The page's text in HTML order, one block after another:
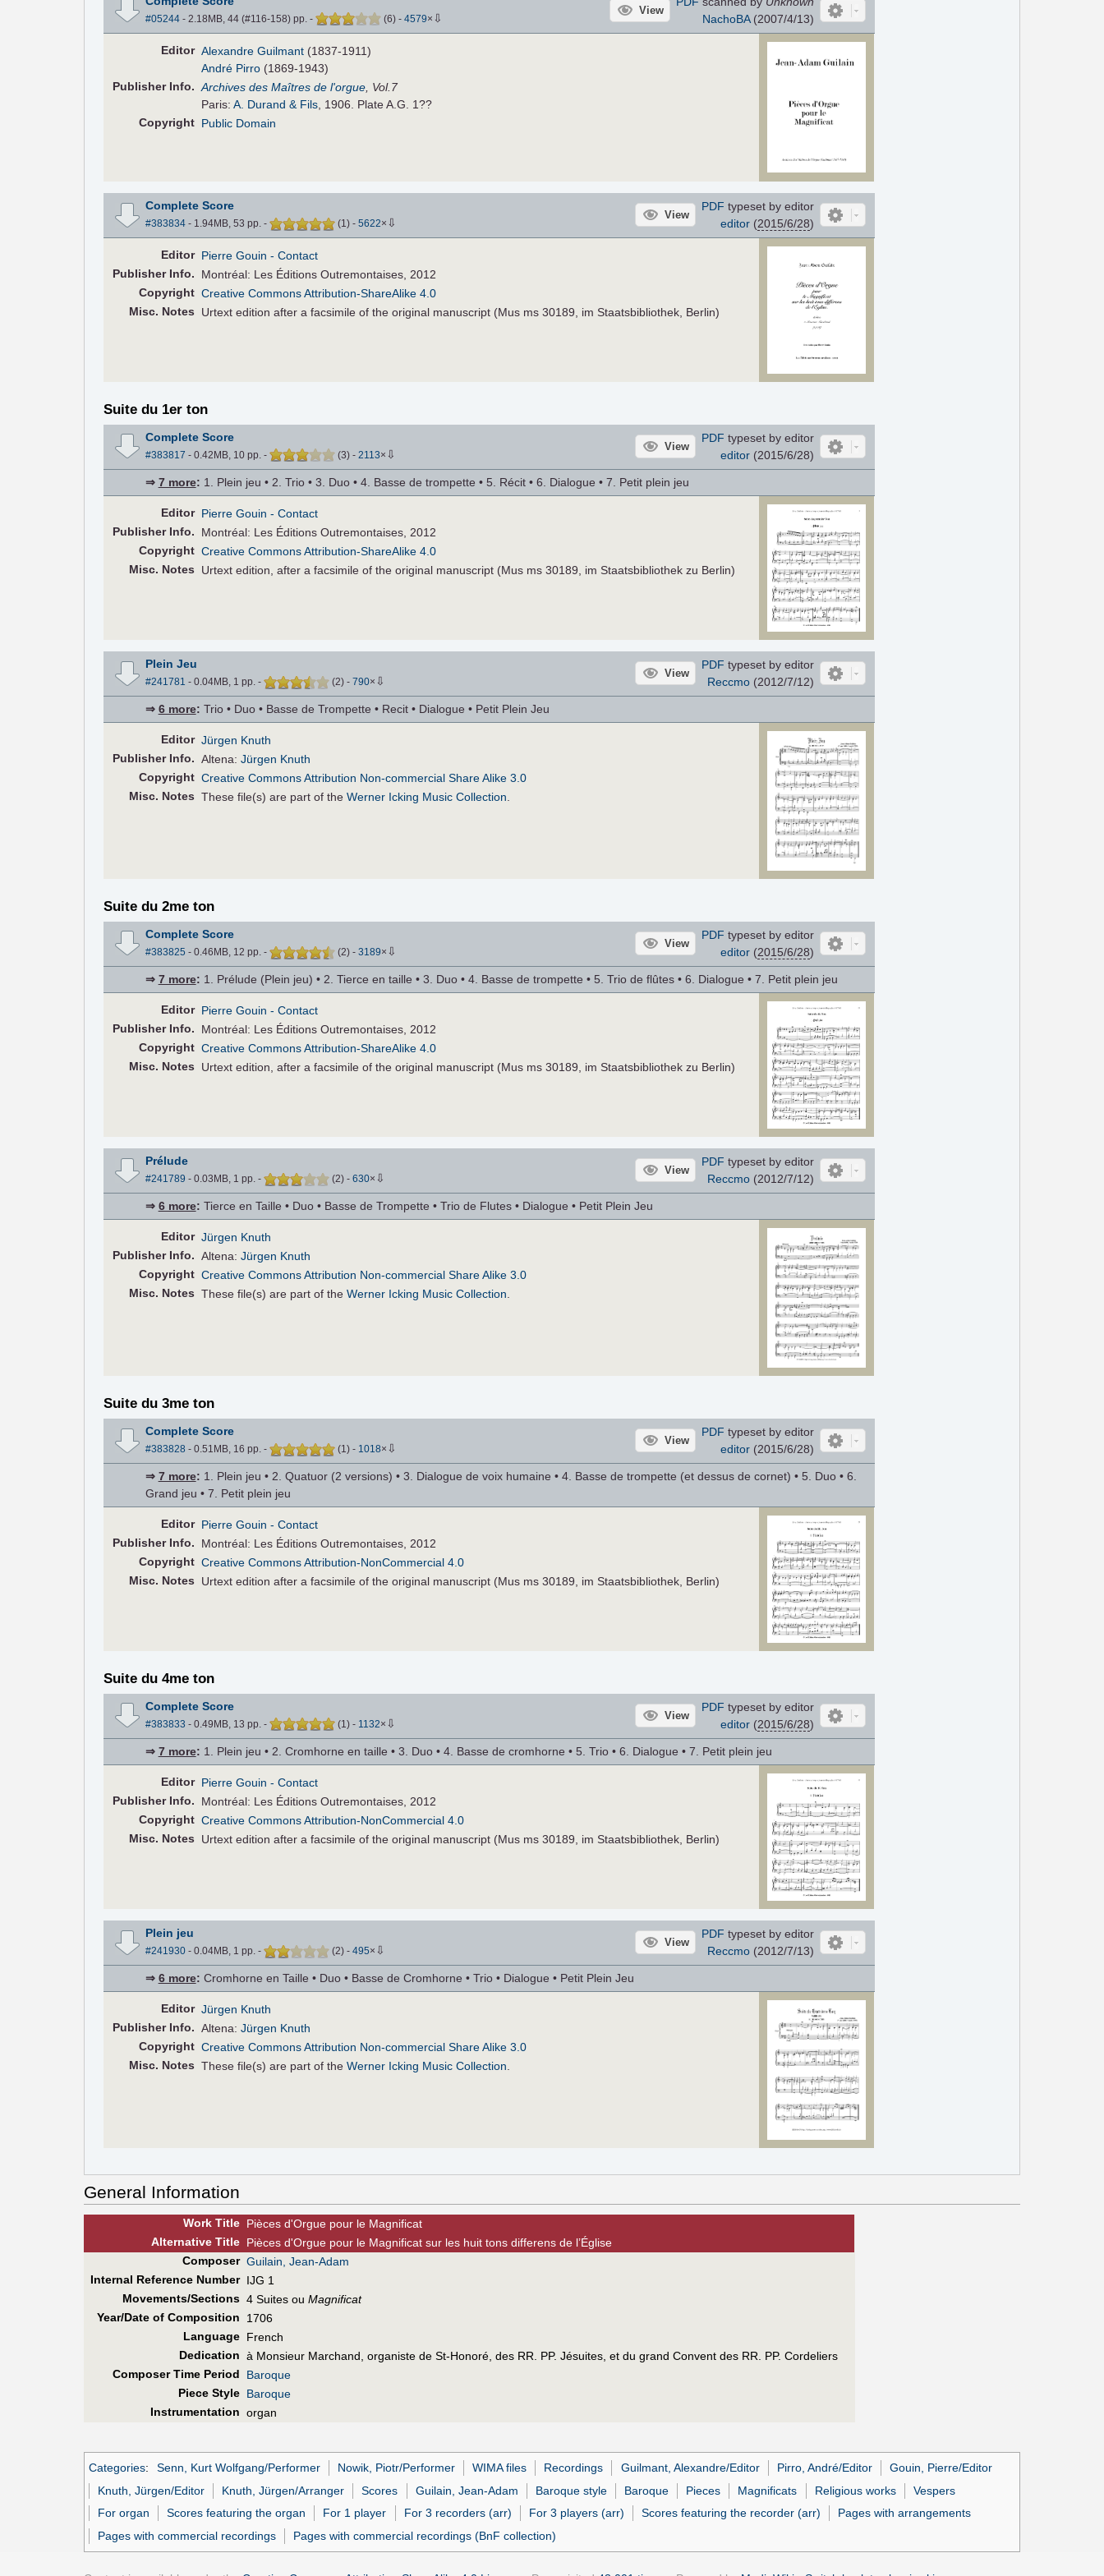
#05244- 2.18MB, 44 (#116-158) pp. - (6) - 4579× ⇩
View
NachoBA(2007/4/13)
Editor Alexandre Guilmant (1837-1911)
André Pirro (1869-1943)
PublisherInfo. Archives des Maîtres de l'orgue , Vol.7
Paris:A. Durand & Fils , 1906. Plate A.G. 1??
Copyright Public Domain
Complete Score
#383834- 1.94MB, 53 pp. - (1) - 5622× ⇩
View
PDF typeset by editor
editor(2015/6/28)
Editor Pierre Gouin - Contact
PublisherInfo.
Montréal: Les Éditions Outremontaises, 2012
Copyright Creative Commons Attribution-ShareAlike 4.0
Misc. Notes
Urtext edition after a facsimile of the original manuscript (Mus ms 30189, im Staatsbibliothek, Berlin)
Suite du 1er ton
Complete Score
#383817 - 0.42MB, 10 pp. - (3) - 2113× ⇩
View
PDF typeset by editor
editor(2015/6/28)
⇒ 7 more: 1. Plein jeu • 2. Trio • 3. Duo • 4. Basse de trompette • 5. Récit • 6. Dialogue • 7. Petit plein jeu
Editor Pierre Gouin - Contact
PublisherInfo.
Montréal: Les Éditions Outremontaises, 2012
Copyright Creative Commons Attribution-ShareAlike 4.0
Misc. Notes
Urtext edition, after a facsimile of the original manuscript (Mus ms 30189, im Staatsbibliothek zu Berlin)
Plein Jeu
#241781 - 0.04MB, 1 pp. - (2) - 790× ⇩
View
PDF typeset by editor
Reccmo(2012/7/12)
⇒ 6 more: Trio • Duo • Basse de Trompette • Recit • Dialogue • Petit Plein Jeu
Editor Jürgen Knuth
PublisherInfo. Altena:Jürgen Knuth
Copyright Creative Commons Attribution Non-commercial Share Alike 3.0
Misc. Notes These file(s) are part of theWerner Icking Music Collection
Suite du 2me ton
Complete Score
#383825 - 0.46MB, 12 pp. - (2) - 3189× ⇩
View
PDF typeset by editor
editor(2015/6/28)
⇒ 7 more: 1. Prélude (Plein jeu) • 2. Tierce en taille • 3. Duo • 4. Basse de trompette • 5. Trio de flûtes • 6. Dialogue • 7. Petit plein jeu
Editor Pierre Gouin - Contact
PublisherInfo.
Montréal: Les Éditions Outremontaises, 2012
Copyright Creative Commons Attribution-ShareAlike 4.0
Misc. Notes
Urtext edition, after a facsimile of the original manuscript (Mus ms 30189, im Staatsbibliothek zu Berlin)
Prélude
#241789 - 0.03MB, 1 pp. - (2) - 630× ⇩
View
PDF typeset by editor
Reccmo(2012/7/12)
⇒ 6 more: Tierce en Taille • Duo • Basse de Trompette • Trio de Flutes • Dialogue • Petit Plein Jeu
Editor Jürgen Knuth
PublisherInfo. Altena:Jürgen Knuth
Copyright Creative Commons Attribution Non-commercial Share Alike 3.0
Misc. Notes These file(s) are part of theWerner Icking Music Collection
Suite du 3me ton
Complete Score
#383828 - 0.51MB, 16 pp. - (1) - 1018× ⇩
View
PDF typeset by editor
editor(2015/6/28)
⇒ 7 more: 1. Plein jeu • 2. Quatuor (2 versions) • 3. Dialogue de voix humaine • 4. Basse de trompette (et dessus de cornet) • 5. Duo • 6.
Grand jeu • 7. Petit plein jeu
Editor Pierre Gouin - Contact
PublisherInfo.
Montréal: Les Éditions Outremontaises, 2012
Copyright Creative Commons Attribution-NonCommercial 4.0
Misc. Notes
Urtext edition after a facsimile of the original manuscript (Mus ms 30189, im Staatsbibliothek, Berlin)
Suite du 4me ton
Complete Score
#383833 - 0.49MB, 13 pp. - (1 ) - 1132× ⇩
View
PDF typeset by editor
editor(2015/6/28)
⇒ 7 more: 1. Plein jeu • 2. Cromhorne en taille • 3. Duo • 4. Basse de cromhorne • 5. Trio • 6. Dialogue • 7. Petit plein jeu
Editor Pierre Gouin - Contact
PublisherInfo.
Montréal: Les Éditions Outremontaises, 2012
Copyright Creative Commons Attribution-NonCommercial 4.0
Misc. Notes
Urtext edition after a facsimile of the original manuscript (Mus ms 30189, im Staatsbibliothek, Berlin)
Plein jeu
#241930- 0.04MB, 1 pp. - (2) - 495× ⇩
View
PDF typeset by editor
Reccmo(2012/7/13)
⇒ 6 more: Cromhorne en Taille • Duo • Basse de Cromhorne • Trio • Dialogue • Petit Plein Jeu
Editor Jürgen Knuth
PublisherInfo. Altena:Jürgen Knuth
Copyright Creative Commons Attribution Non-commercial Share Alike 3.0
Misc. Notes These file(s) are part of theWerner Icking Music Collection
General Information
Work Title Pièces d'Orgue pour le Magnificat
AlternativeTitle Pièces d'Orgue pour le Magnificat sur les huit tons differens de l’Église
Composer Guilain, Jean-Adam
Internal Reference Number IJG 1
Movements/Sections 4 Suites ou Magnificat
Year/Date of Composition
1706
Language French
Dedication à Monsieur Marchand, organiste de St-Honoré, des RR. PP. Jésuites, et du grand Convent des RR. PP. Cordeliers
Composer Time Period
Baroque
Piece Style Baroque
Instrumentation organ
Categories: Senn, Kurt Wolfgang/Performer Nowik, Piotr/Performer WIMA files Recordings Guilmant, Alexandre/Editor Pirro, André/Editor
Gouin, Pierre/Editor
Knuth, Jürgen/Editor
Knuth, Jürgen/Arranger Scores Guilain, Jean-Adam Baroque style Baroque Pieces Magnificats Religious works
Vespers
For organ
Scores featuring the organ For 1 player For 3 recorders (arr) For 3 players (arr) Scores featuring the recorder (arr)
Pages with arrangements
Pages with commercial recordings
Pages with commercial recordings (BnF collection)